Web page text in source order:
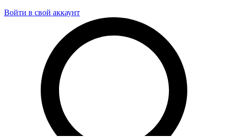
Войти в свой аккаунт